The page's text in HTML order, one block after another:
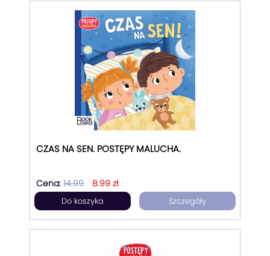
CZAS NA SEN. POSTĘPY MALUCHA.
Cena: 14.99 8.99 zł
Do koszyka Szczegóły